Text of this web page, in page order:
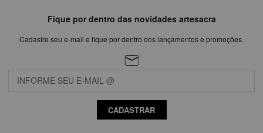
Fique por dentro das novidades artesacra
Cadastre seu e-mail e fique por dentro dos lançamentos e promoções.
CADASTRAR